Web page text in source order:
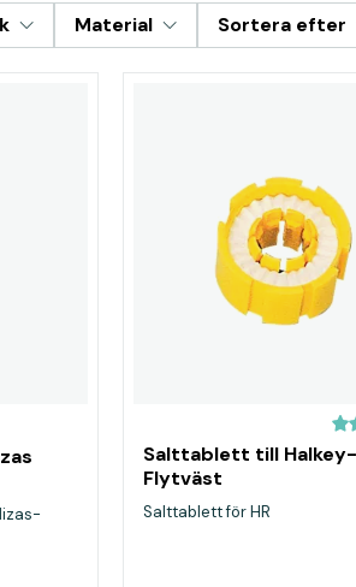
Material Sortera efter
Salttablett till
Flytväst
Salttablett för HR